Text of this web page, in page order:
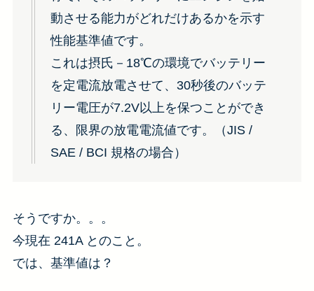
動させる能力がどれだけあるかを示す
性能基準値です。
これは摂氏－18℃の環境でバッテリー
を定電流放電させて、30秒後のバッテ
リー電圧が7.2V以上を保つことができ
る、限界の放電電流値です。（JIS /
SAE / BCI 規格の場合）
そうですか。。。
今現在 241A とのこと。
では、基準値は？